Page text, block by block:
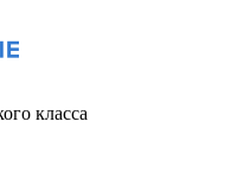
класса